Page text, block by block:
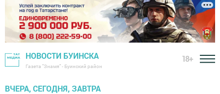
НОВОСТИ БУИНСКА
Газета "Знамя" - Буинский район
18+
ВЧЕРА, СЕГОДНЯ, ЗАВТРА